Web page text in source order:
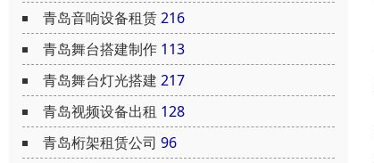
青岛音响设备租赁216
青岛舞台搭建制作 113
青岛舞台灯光搭建 217
青岛视频设备出租 128
青岛桁架租赁公司 96